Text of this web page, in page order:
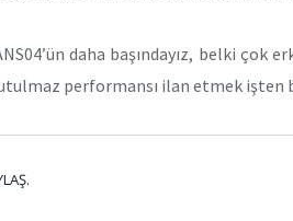
daha başındayız, belki çok
performansı ilan etmek işten